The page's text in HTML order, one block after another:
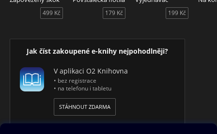
499 Kč 179 Kč 199 Kč
Jak číst zakoupené e-knihy nejpohodlněji?
V aplikaci O2 Knihovna
• bez registrace
• na telefonu i tabletu
STÁHNOUT ZDARMA